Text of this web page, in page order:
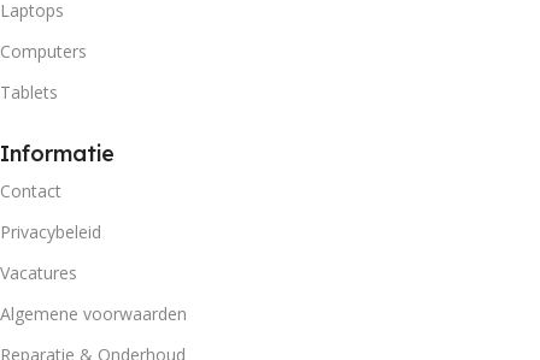
Laptops
Computers
Tablets
Informatie
Contact
Privacybeleid
Vacatures
Algemene voorwaarden
Reparatie & Onderhoud